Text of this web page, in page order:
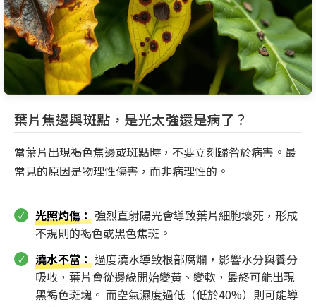
葉片焦邊與斑點，是光太強還是病了？
當葉片出現褐色焦邊或斑點時，不要立刻歸咎於病害。最
常見的原因是物理性傷害，而非病理性的。
光照灼傷： 強烈直射陽光會導致葉片細胞壞死，形成
不規則的褐色或黑色焦斑。
澆水不當：過度澆水導致根部腐爛，影響水分與養分
吸收，葉片會從邊緣開始變黃、變軟，最終可能出現
黑褐色斑塊。 而空氣濕度過低（低於40%）則可能導